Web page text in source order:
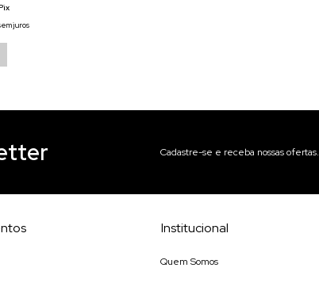
juros
Cadastre-se e receba nossas ofertas.
Institucional
Quem Somos